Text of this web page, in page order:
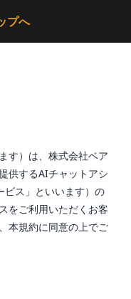
プへ
す）は、株式会社ベア
供するAIチャットアシ
ビス」といいます）の
をご利用いただくお客
本規約に同意の上でご